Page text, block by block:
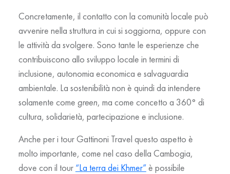
Concretamente, il contatto con la comunità locale può
avvenire nella struttura in cui si soggiorna, oppure con
le attività da svolgere. Sono tante le esperienze che
contribuiscono allo sviluppo locale in termini di
inclusione, autonomia economica e salvaguardia
ambientale. La sostenibilità non è quindi da intendere
solamente come green, ma come concetto a 360° di
cultura, solidarietà, partecipazione e inclusione.
Anche per i tour Gattinoni Travel questo aspetto è
molto importante, come nel caso della Cambogia,
dove con il tour “La terra dei Khmer”è possibile